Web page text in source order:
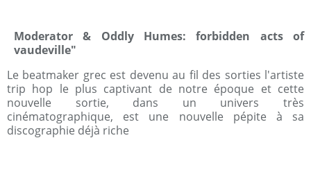
Moderator & Oddly Humes: forbidden acts of
vaudeville"
Le beatmaker grec est devenu au fil des sorties l'artiste
trip hop le plus captivant de notre époque et cette
nouvelle sortie, dans un univers très
cinématographique, est une nouvelle pépite à sa
discographie déjà riche